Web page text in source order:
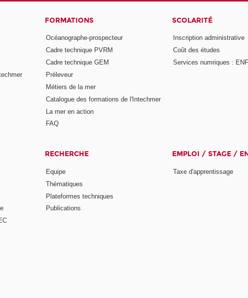
FORMATIONS
Océanographe-prospecteur
Cadre technique PVRM
Cadre technique GEM
Préleveur
Métiers de la mer
Catalogue des formations de l'Intechmer
La mer en action
FAQ
SCOLARITÉ
Inscription administrative
Coût des études
Services numriques : ENF
RECHERCHE
Equipe
Thématiques
Plateformes techniques
Publications
EMPLOI / STAGE /
Taxe d'apprentissage